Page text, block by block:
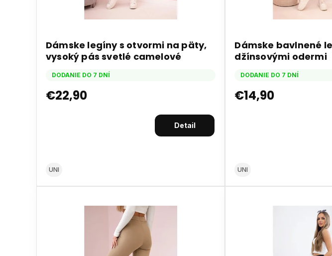
Dámske legíny s otvormi na päty,
vysoký pás svetlé camelové
DODANIE DO 7 DNÍ
€22,90
Detail
UNI
Dámske bavlnené
džínsovými odermi
DODANIE DO 7 DNÍ
€14,90
UNI